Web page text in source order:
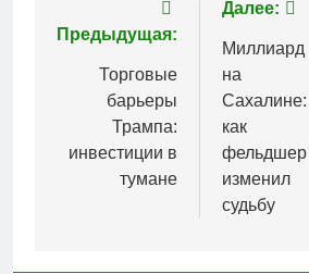
Навигация
по
записям
Предыдущая:
Торговые
барьеры
Трампа:
инвестиции в
тумане
Далее:
Миллиард
на
Сахалине:
как
фельдшер
изменил
судьбу